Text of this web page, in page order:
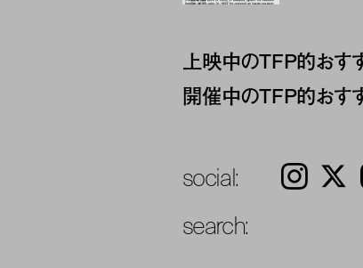
上映中のTFP的おす
開催中のTFP的おす
social: Instagram 𝕏
search: